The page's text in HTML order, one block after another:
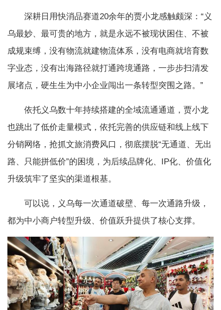
深耕日用快消品赛道20余年的贾小龙感触颇深：“义
乌最妙、最可贵的地方，就是永远不被现状困住、不被
成规束缚，没有物流就建物流体系，没有电商就培育数
字业态，没有出海路径就打通跨境通路，一步步扫清发
展堵点，硬生生为中小企业闯出一条转型突围之路。”
依托义乌数十年持续搭建的全域流通通道，贾小龙
也跳出了低价走量模式，依托完善的供应链和线上线下
分销网络，抢抓文旅消费风口，彻底摆脱“无通道、无出
路、只能拼低价”的困境，为后续品牌化、IP化、价值化
升级筑牢了坚实的渠道根基。
可以说，义乌每一次通道破壁、每一次通路升级，
都为中小商户转型升级、价值跃升提供了核心支撑。